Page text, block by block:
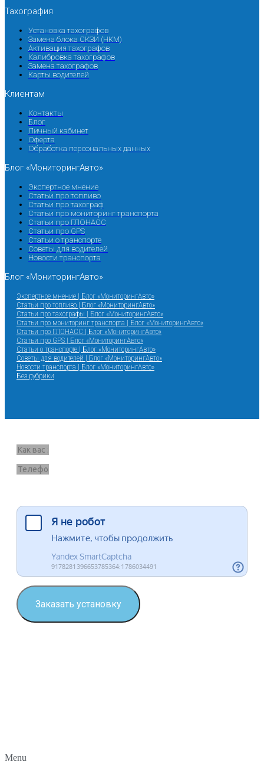
Тахография
Установка тахографов
Замена блока СКЗИ (НКМ)
Активация тахографов
Калибровка тахографов
Замена тахографов
Карты водителей
Клиентам
Контакты
Блог
Личный кабинет
Оферта
Обработка персональных данных
Блог «МониторингАвто»
Экспертное мнение
Статьи про топливо
Статьи про тахограф
Статьи про мониторинг транспорта
Статьи про ГЛОНАСС
Статьи про GPS
Статьи о транспорте
Советы для водителей
Новости транспорта
Блог «МониторингАвто»
Экспертное мнение | Блог «МониторингАвто»
Статьи про топливо | Блог «МониторингАвто»
Статьи про тахографы | Блог «МониторингАвто»
Статьи про мониторинг транспорта | Блог «МониторингАвто»
Статьи про ГЛОНАСС | Блог «МониторингАвто»
Статьи про GPS | Блог «МониторингАвто»
Статьи о транспорте | Блог «МониторингАвто»
Советы для водителей | Блог «МониторингАвто»
Новости транспорта | Блог «МониторингАвто»
Без рубрики
Заказать установку
Menu